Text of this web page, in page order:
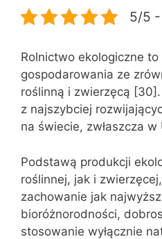
5/5 -
Rolnictwo ekologiczne to
gospodarowania ze
roślinną i zwierzęcą
z najszybciej
na świecie, zwłaszcza w
Podstawą produkcji
roślinnej, jak i
zachowanie jak
bioróżnorodności,
stosowanie wyłącznie